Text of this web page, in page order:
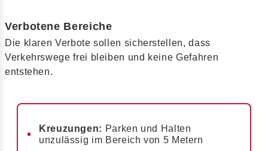
Verbotene Bereiche
Die klaren Verbote sollen sicherstellen, dass
Verkehrswege frei bleiben und keine Gefahren
entstehen.
Kreuzungen: Parken und Halten
unzulässig im Bereich von 5 Metern